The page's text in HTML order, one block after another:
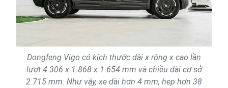
Dongfeng Vigo có kích thước dài x rộng x cao lần
lượt 4.306 x 1.868 x 1.654 mm và chiều dài cơ sở
2.715 mm. Như vậy, xe dài hơn 4 mm, hẹp hơn 38